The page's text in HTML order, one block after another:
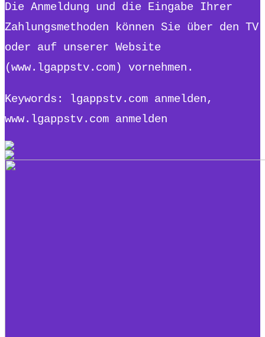
Die Anmeldung und die Eingabe Ihrer
Zahlungsmethoden können Sie über den TV
oder auf unserer Website
(www.lgappstv.com) vornehmen.
Keywords: lgappstv.com anmelden,
www.lgappstv.com anmelden